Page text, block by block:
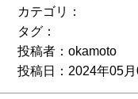
カテゴリ：
タグ：
投稿者：okamoto
投稿日：2024年05